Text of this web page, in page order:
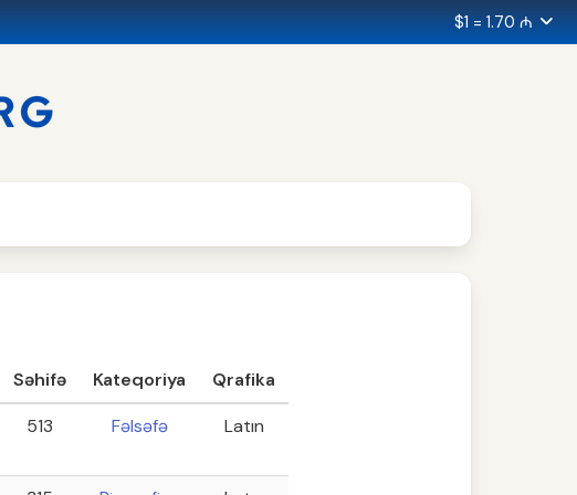
$1 = 1.70 ₼
Səhifə Kateqoriya
Qrafika
513 Fəlsəfə Latın